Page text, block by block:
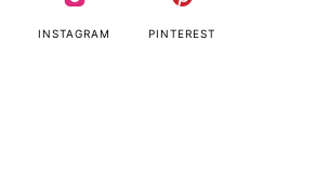
INSTAGRAM PINTEREST